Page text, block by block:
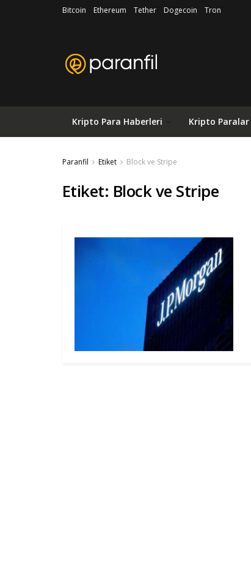
Bitcoin Ethereum Tether Dogecoin Tron
Kripto Para Haberleri Kripto Paralar
Paranfil Etiket Block ve Stripe
Etiket: Block ve Stripe